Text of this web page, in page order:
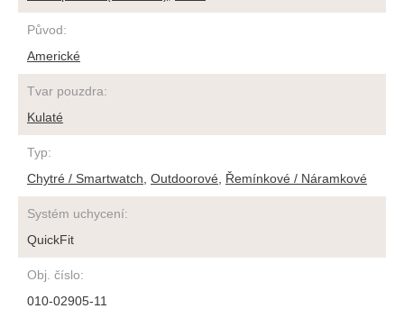
Původ:
Americké
Tvar pouzdra:
Kulaté
Typ:
Chytré / Smartwatch Outdoorové Řemínkové / Náramkové
Systém uchycení:
QuickFit
Obj. číslo:
010-02905-11